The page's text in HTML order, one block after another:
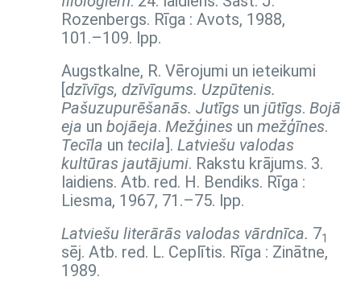
Rozenbergs. Rīga : Avots, 1988,
101.–109. lpp.
Augstkalne, R. Vērojumi un ieteikumi
[dzīvīgs, dzīvīgums. Uzpūtenis.
Pašuzupurēšanās. Jutīgs un jūtīgs. Bojā
eja un bojāeja. Mežģines un mežģīnes.
Tecīla un tecila]. Latviešu valodas
kultūras jautājumi. Rakstu krājums. 3.
laidiens. Atb. red. H. Bendiks. Rīga :
Liesma, 1967, 71.–75. lpp.
Latviešu literārās valodas vārdnīca. 71
sēj. Atb. red. L. Ceplītis. Rīga : Zinātne,
1989.